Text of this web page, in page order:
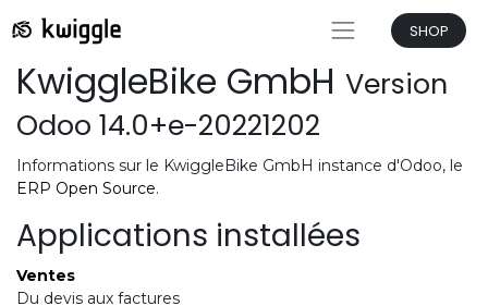
SHOP
KwiggleBike GmbH Version
Odoo 14.0+e-20221202
Informations sur le KwiggleBike GmbH instance d'Odoo, le
ERP Open Source.
Applications installées
Ventes
Du devis aux factures